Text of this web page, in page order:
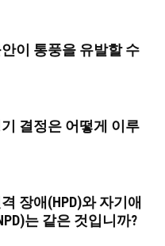
이 통풍을 유발할 수
결정은 어떻게 이루
장애(HPD)와 자기애
는 같은 것입니까?